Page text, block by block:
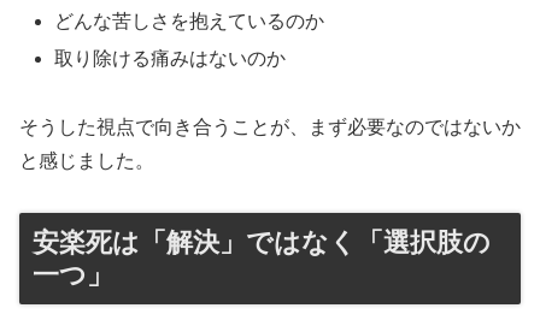
どんな苦しさを抱えているのか
取り除ける痛みはないのか
そうした視点で向き合うことが、まず必要なのではないか
と感じました。
安楽死は「解決」ではなく「選択肢の
一つ」